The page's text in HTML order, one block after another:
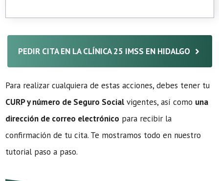
PEDIR CITA EN LA CLÍNICA 25 IMSS EN HIDALGO
Para realizar cualquiera de estas acciones, debes tener tu
CURP y número de Seguro Social vigentes, así como una
dirección de correo electrónico para recibir la
confirmación de tu cita. Te mostramos todo en nuestro
tutorial paso a paso.